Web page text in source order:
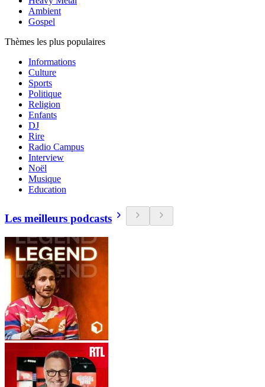
Ambient
Gospel
Thèmes les plus populaires
Informations
Culture
Sports
Politique
Religion
Enfants
DJ
Rire
Radio Campus
Interview
Noël
Musique
Education
Les meilleurs podcasts